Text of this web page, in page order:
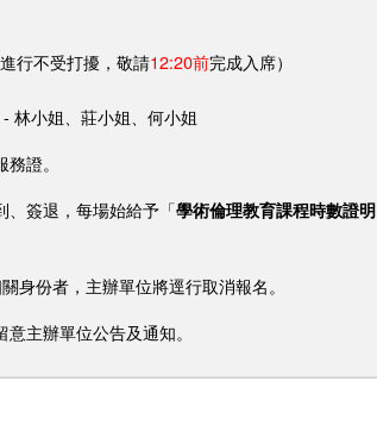
行不受打擾，敬請12:20前完成入席）
小姐、莊小姐、何小姐
證。
、簽退，每場始給予「學術倫理教育課程時數證明
身份者，主辦單位將逕行取消報名。
主辦單位公告及通知。